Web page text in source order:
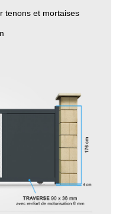
tenons et mortaises